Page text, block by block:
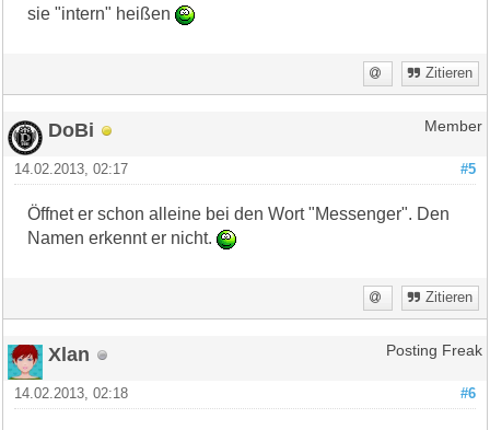
sie "intern" heißen
Zitieren
DoBi Member
#5
14.02.2013, 02:17
Öffnet er schon alleine bei den Wort "Messenger". Den
Namen erkennt er nicht.
Zitieren
Xlan Posting Freak
#6
14.02.2013, 02:18